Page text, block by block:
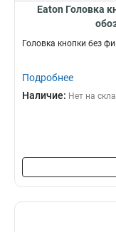
Eaton Головка
Головка кнопки без
Подробнее
Наличие: Нет на